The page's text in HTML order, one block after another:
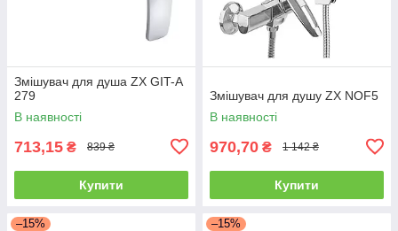
Змішувач для душа ZX GIT-A
279
В наявності
713,15 ₴ 839 ₴
Купити
Змішувач для душу ZX NOF5
В наявності
970,70 ₴ 1 142 ₴
Купити
–15% –15%